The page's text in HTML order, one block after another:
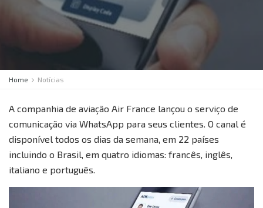
Home Notícias
A companhia de aviação Air France lançou o serviço de
comunicação via WhatsApp para seus clientes. O canal é
disponível todos os dias da semana, em 22 países
incluindo o Brasil, em quatro idiomas: francês, inglês,
italiano e português.